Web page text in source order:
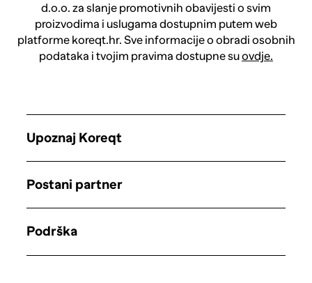
d.o.o. za slanje promotivnih obavijesti o svim
proizvodima i uslugama dostupnim putem web
platforme koreqt.hr. Sve informacije o obradi osobnih
podataka i tvojim pravima dostupne suovdje.
Upoznaj Koreqt
Postani partner
Podrška